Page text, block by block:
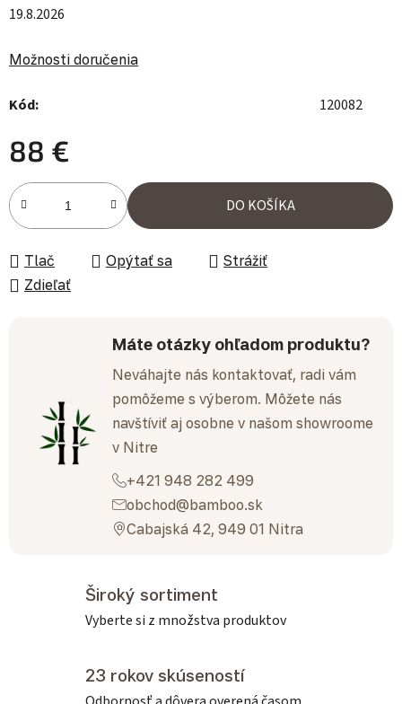
19.8.2026
Možnosti doručenia
Kód: 120082
88 €
Jednotková cena:
DO KOŠÍKA
Tlač Opýtať sa
Strážiť
Zdieľať
Máte otázky ohľadom produktu?
Neváhajte nás kontaktovať, radi vám
pomôžeme s výberom. Môžete nás
navštíviť aj osobne v našom showroome
v Nitre
+421 948 282 499
obchod@bamboo.sk
Cabajská 42, 949 01 Nitra
Široký sortiment
Vyberte si z množstva produktov
23 rokov skúseností